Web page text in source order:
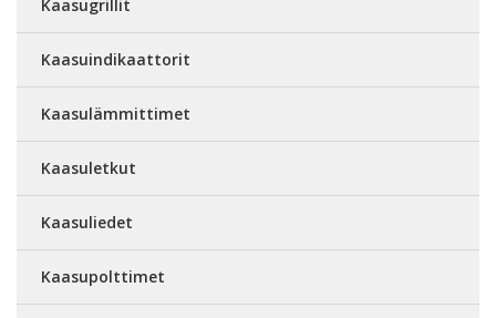
Kaasugrillit
Kaasuindikaattorit
Kaasulämmittimet
Kaasuletkut
Kaasuliedet
Kaasupolttimet